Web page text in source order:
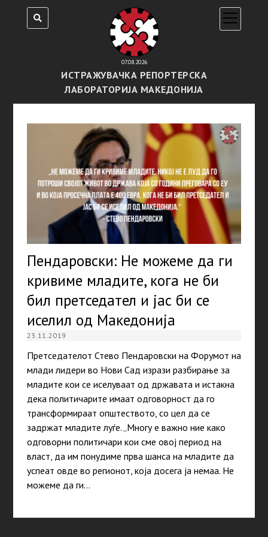
07.08.2026
ИСТРАЖУВАЧКА РЕПОРТЕРСКА
ЛАБОРАТОРИЈА МАКЕДОНИЈА
open
menu
Пендаровски: Не можеме да ги
кривиме младите, кога не би
бил претседател и јас би се
иселил од Македонија
23.11.2019
Претседателот Стево Пендаровски на Форумот на
млади лидери во Нови Сад изрази разбирање за
младите кои се иселуваат од државата и истакна
дека политичарите имаат одговорност да го
трансформираат општеството, со цел да се
задржат младите луѓе. „Многу е важно ние како
одговорни политичари кои сме овој период на
власт, да им понудиме прва шанса на младите да
успеат овде во регионот, која досега ја немаа. Не
можеме да ги…